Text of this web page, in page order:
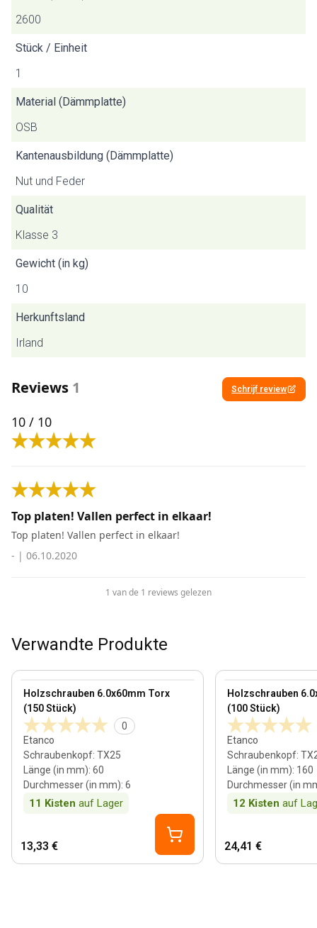
2600
Stück / Einheit
1
Material (Dämmplatte)
OSB
Kantenausbildung (Dämmplatte)
Nut und Feder
Qualität
Klasse 3
Gewicht (in kg)
10
Herkunftsland
Irland
Reviews 1 Schrijf review
10 / 10
Top platen! Vallen perfect in elkaar!
Top platen! Vallen perfect in elkaar!
- | 06.10.2020
1 van de 1 reviews gelezen
Verwandte Produkte
Holzschrauben 6.0x60mm Torx
(150 Stück)
0
Etanco
Schraubenkopf: TX25
Länge (in mm): 60
Durchmesser (in mm): 6
11 Kisten auf Lager
View product
13,33 €
Holzschrauben
(100 Stück)
Etanco
Schraubenkopf:
Länge (in mm): 160
Durchmesser (in
12 Kisten auf
View product
24,41 €